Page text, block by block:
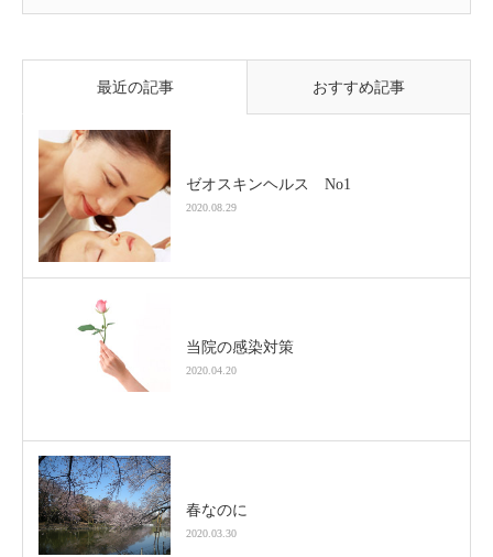
最近の記事 おすすめ記事
ゼオスキンヘルス No1
2020.08.29
当院の感染対策
2020.04.20
春なのに
2020.03.30